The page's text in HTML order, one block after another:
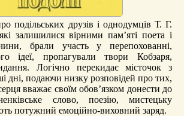
подільських друзів і однодумців Т. Г.
залишилися вірними пам’яті поета і
брали участь у перепохованні,
ідеї, пропагували твори Кобзаря,
Логічно перекидає місточок з
подаючи низку розповідей про тих,
вважає своїм обов’язком донести до
слово, поезію, мистецьку
потужний емоційно-виховний заряд.